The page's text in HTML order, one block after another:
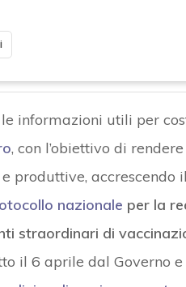
informazioni utili per
, con l’obiettivo di
produttive, accrescendo
nazionale per la
straordinari di
il 6 aprile dal Governo